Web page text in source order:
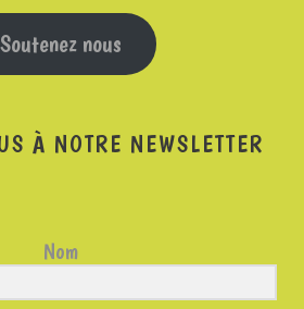
Soutenez nous
À NOTRE NEWSLETTER
Nom